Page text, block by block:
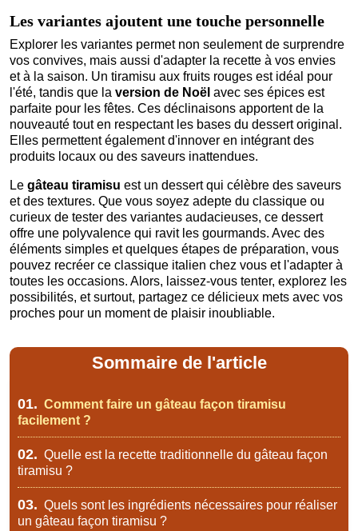
Les variantes ajoutent une touche personnelle
Explorer les variantes permet non seulement de surprendre
vos convives, mais aussi d'adapter la recette à vos envies
et à la saison. Un tiramisu aux fruits rouges est idéal pour
l'été, tandis que la version de Noël avec ses épices est
parfaite pour les fêtes. Ces déclinaisons apportent de la
nouveauté tout en respectant les bases du dessert original.
Elles permettent également d'innover en intégrant des
produits locaux ou des saveurs inattendues.
Le gâteau tiramisu est un dessert qui célèbre des saveurs
et des textures. Que vous soyez adepte du classique ou
curieux de tester des variantes audacieuses, ce dessert
offre une polyvalence qui ravit les gourmands. Avec des
éléments simples et quelques étapes de préparation, vous
pouvez recréer ce classique italien chez vous et l'adapter à
toutes les occasions. Alors, laissez-vous tenter, explorez les
possibilités, et surtout, partagez ce délicieux mets avec vos
proches pour un moment de plaisir inoubliable.
Sommaire de l'article
01. Comment faire un gâteau façon tiramisu
facilement ?
02. Quelle est la recette traditionnelle du gâteau façon
tiramisu ?
03. Quels sont les ingrédients nécessaires pour réaliser
un gâteau façon tiramisu ?